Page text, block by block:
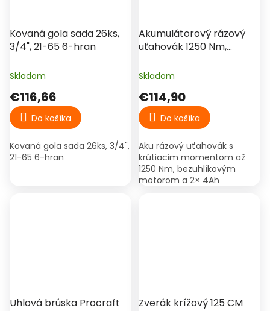
Kovaná gola sada 26ks,
3/4", 21-65 6-hran
Skladom
€116,66
Do košíka
Kovaná gola sada 26ks, 3/4",
21-65 6-hran
Akumulátorový rázový
uťahovák 1250 Nm,
4Ah batéria, kufor –
Skladom
€114,90
Do košíka
Aku rázový uťahovák s
krútiacim momentom až
1250 Nm, bezuhlíkovým
motorom a 2× 4Ah
Uhlová brúska Procraft
Zverák krížový 125 CM